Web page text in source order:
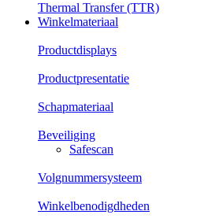
Thermal Transfer (TTR)
Winkelmateriaal
Productdisplays
Productpresentatie
Schapmateriaal
Beveiliging
Safescan
Volgnummersysteem
Winkelbenodigdheden